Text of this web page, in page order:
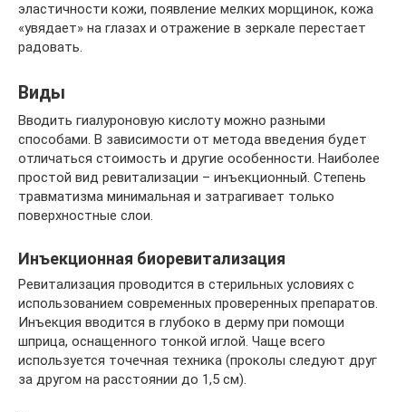
эластичности кожи, появление мелких морщинок, кожа
«увядает» на глазах и отражение в зеркале перестает
радовать.
Виды
Вводить гиалуроновую кислоту можно разными
способами. В зависимости от метода введения будет
отличаться стоимость и другие особенности. Наиболее
простой вид ревитализации – инъекционный. Степень
травматизма минимальная и затрагивает только
поверхностные слои.
Инъекционная биоревитализация
Ревитализация проводится в стерильных условиях с
использованием современных проверенных препаратов.
Инъекция вводится в глубоко в дерму при помощи
шприца, оснащенного тонкой иглой. Чаще всего
используется точечная техника (проколы следуют друг
за другом на расстоянии до 1,5 см).